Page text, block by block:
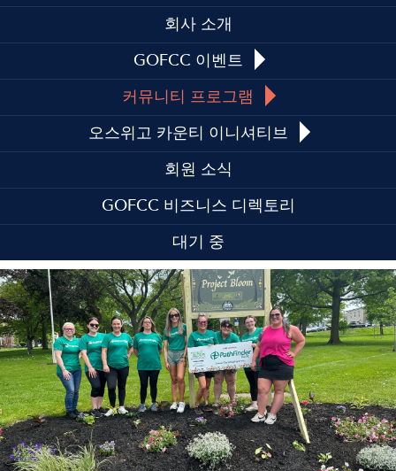
회사 소개
GOFCC 이벤트
커뮤니티 프로그램
오스위고 카운티 이니셔티브
회원 소식
GOFCC 비즈니스 디렉토리
대기 중